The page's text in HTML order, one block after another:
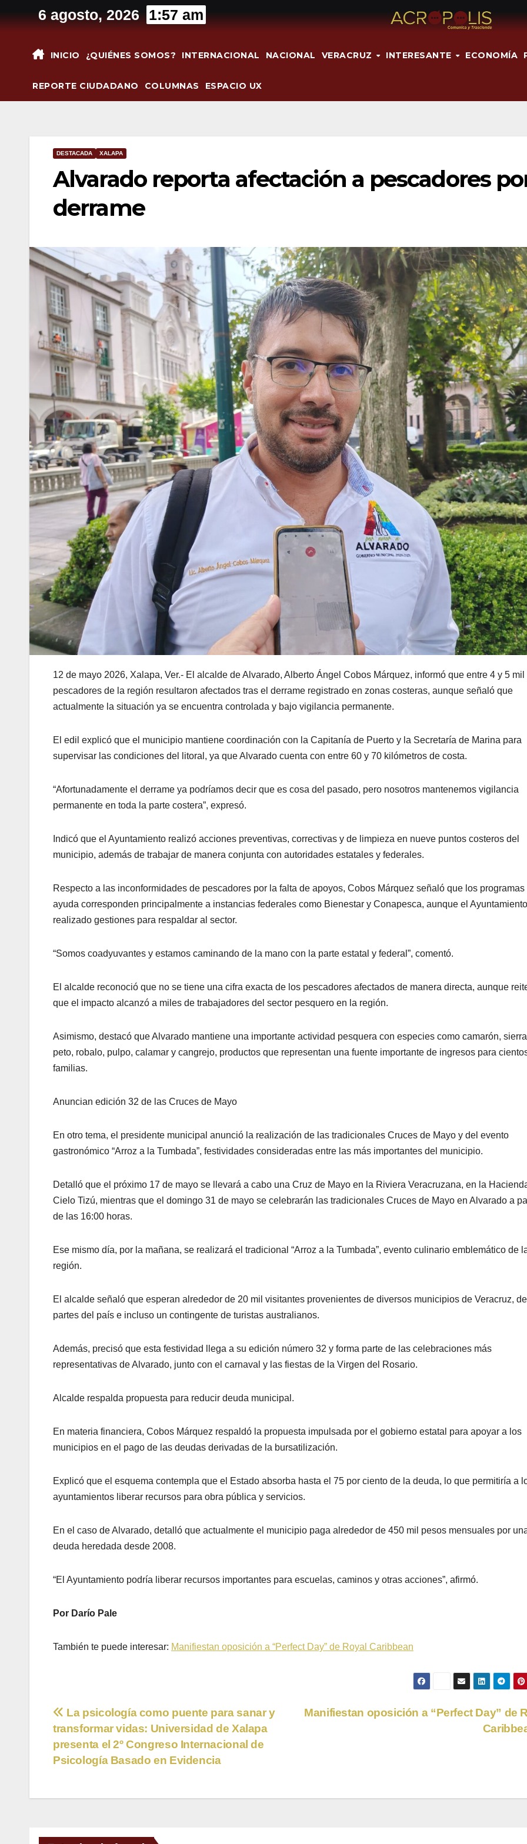
al
6 agosto, 2026 1:57 am
INICIO ¿QUIÉNES SOMOS? INTERNACIONAL NACIONAL VERACRUZ INTERESANTE ECONOMÍA
REPORTE CIUDADANO COLUMNAS ESPACIO UX
DESTACADA XALAPA
Alvarado reporta afectación a pescadores
derrame
12 de mayo 2026, Xalapa, Ver.- El alcalde de Alvarado, Alberto Ángel Cobos Márquez, informó que entre 4 y 5 mil
pescadores de la región resultaron afectados tras el derrame registrado en zonas costeras, aunque señaló que
actualmente la situación ya se encuentra controlada y bajo vigilancia permanente.
El edil explicó que el municipio mantiene coordinación con la Capitanía de Puerto y la Secretaría de Marina para
supervisar las condiciones del litoral, ya que Alvarado cuenta con entre 60 y 70 kilómetros de costa.
“Afortunadamente el derrame ya podríamos decir que es cosa del pasado, pero nosotros mantenemos vigilancia
permanente en toda la parte costera”, expresó.
Indicó que el Ayuntamiento realizó acciones preventivas, correctivas y de limpieza en nueve puntos costeros del
municipio, además de trabajar de manera conjunta con autoridades estatales y federales.
Respecto a las inconformidades de pescadores por la falta de apoyos, Cobos Márquez señaló que los programas
ayuda corresponden principalmente a instancias federales como Bienestar y Conapesca, aunque el
realizado gestiones para respaldar al sector.
“Somos coadyuvantes y estamos caminando de la mano con la parte estatal y federal”, comentó.
El alcalde reconoció que no se tiene una cifra exacta de los pescadores afectados de manera directa, aunque
que el impacto alcanzó a miles de trabajadores del sector pesquero en la región.
Asimismo, destacó que Alvarado mantiene una importante actividad pesquera con especies como camarón,
peto, robalo, pulpo, calamar y cangrejo, productos que representan una fuente importante de ingresos para
familias.
Anuncian edición 32 de las Cruces de Mayo
En otro tema, el presidente municipal anunció la realización de las tradicionales Cruces de Mayo y del evento
gastronómico “Arroz a la Tumbada”, festividades consideradas entre las más importantes del municipio.
Detalló que el próximo 17 de mayo se llevará a cabo una Cruz de Mayo en la Riviera Veracruzana, en la
Cielo Tizú, mientras que el domingo 31 de mayo se celebrarán las tradicionales Cruces de Mayo en Alvarado a
de las 16:00 horas.
Ese mismo día, por la mañana, se realizará el tradicional “Arroz a la Tumbada”, evento culinario emblemático de
región.
El alcalde señaló que esperan alrededor de 20 mil visitantes provenientes de diversos municipios de Veracruz,
partes del país e incluso un contingente de turistas australianos.
Además, precisó que esta festividad llega a su edición número 32 y forma parte de las celebraciones más
representativas de Alvarado, junto con el carnaval y las fiestas de la Virgen del Rosario.
Alcalde respalda propuesta para reducir deuda municipal.
En materia financiera, Cobos Márquez respaldó la propuesta impulsada por el gobierno estatal para apoyar a los
municipios en el pago de las deudas derivadas de la bursatilización.
Explicó que el esquema contempla que el Estado absorba hasta el 75 por ciento de la deuda, lo que permitiría a
ayuntamientos liberar recursos para obra pública y servicios.
En el caso de Alvarado, detalló que actualmente el municipio paga alrededor de 450 mil pesos mensuales por
deuda heredada desde 2008.
“El Ayuntamiento podría liberar recursos importantes para escuelas, caminos y otras acciones”, afirmó.
Por Darío Pale
También te puede interesar: Manifiestan oposición a “Perfect Day” de Royal Caribbean
Navegación
de
entradas
Manifiestan oposición a “Perfect Day” de
La psicología como puente para sanar y
transformar vidas: Universidad de Xalapa
presenta el 2º Congreso Internacional de
Psicología Basado en Evidencia